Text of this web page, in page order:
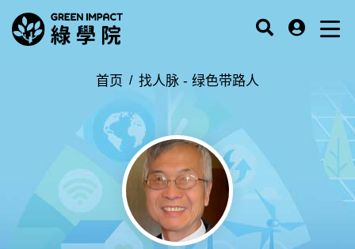
首页 找人脉 - 绿色带路人